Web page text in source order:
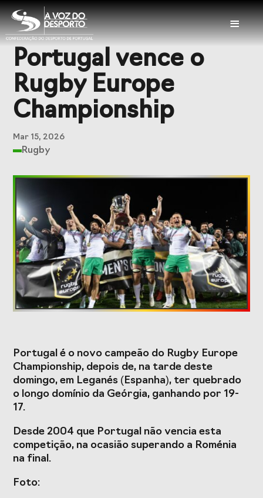
≡
Sobre a CDP
Visão e Missão
Órgãos Sociais
Representações
Nacionais
Representações
História
Serviços
Balcão das
Federações
Seguros
Desportivos
Formação
O Valor do
Desporto
Português, o seu
financiamento
(1996-2024) e o seu
Estudo
caracterizador do
setor do Desporto
em Portugal e
Projetos Europeus
Portugal vence o
Rugby Europe
Championship
Mar 15, 2026
Rugby
Portugal é o novo campeão do Rugby Europe
Championship, depois de, na tarde deste
domingo, em Leganés (Espanha), ter quebrado
o longo domínio da Geórgia, ganhando por 19-
17.
Desde 2004 que Portugal não vencia esta
competição, na ocasião superando a Roménia
na final.
Foto: